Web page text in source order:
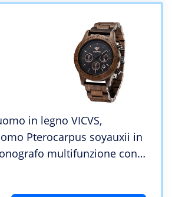
in legno VICVS,
Pterocarpus soyauxii in
multifunzione con